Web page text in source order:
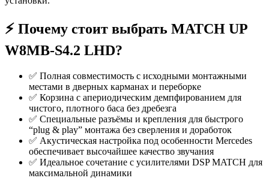
⚡️ Почему стоит выбрать MATCH UP
W8MB-S4.2 LHD?
✅ Полная совместимость с исходными монтажными
местами в дверных карманах и переборке
✅ Корзина с апериодическим демпфированием для
чистого, плотного баса без дребезга
✅ Специальные разъёмы и крепления для быстрого
“plug & play” монтажа без сверления и доработок
✅ Акустическая настройка под особенности Mercedes
обеспечивает высочайшее качество звучания
✅ Идеальное сочетание с усилителями DSP MATCH для
максимальной динамики